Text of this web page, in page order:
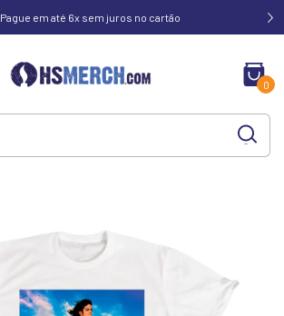
Pague em até 6x sem juros no cartão
0